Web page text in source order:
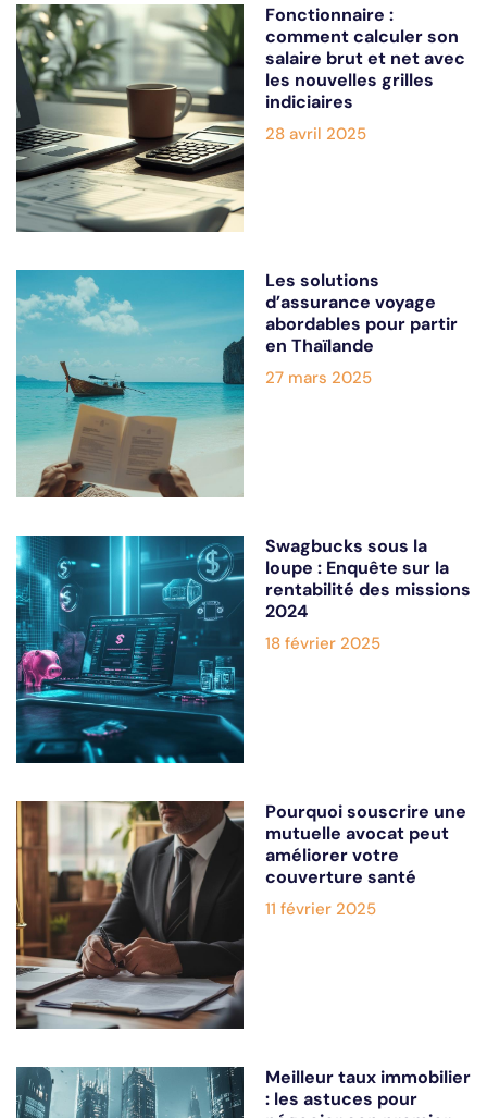
Fonctionnaire :
comment calculer son
salaire brut et net avec
les nouvelles grilles
indiciaires
28 avril 2025
Les solutions
d’assurance voyage
abordables pour partir
en Thaïlande
27 mars 2025
Swagbucks sous la
loupe : Enquête sur la
rentabilité des missions
2024
18 février 2025
Pourquoi souscrire une
mutuelle avocat peut
améliorer votre
couverture santé
11 février 2025
Meilleur taux immobilier
: les astuces pour